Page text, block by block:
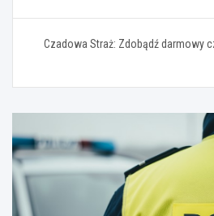
Czadowa Straż: Zdobądź darmowy